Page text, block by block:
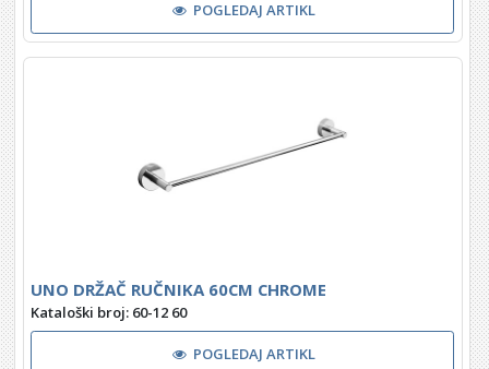
POGLEDAJ ARTIKL
UNO DRŽAČ RUČNIKA 60CM CHROME
Kataloški broj: 60-12 60
POGLEDAJ ARTIKL